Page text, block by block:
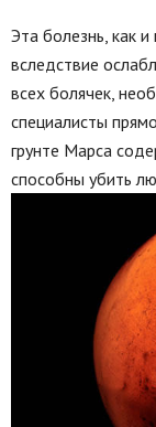
Эта болезнь, как
вследствие
всех болячек,
специалисты
грунте Марса
способны убить